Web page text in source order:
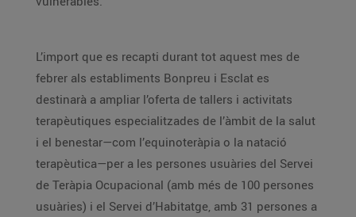
L’import que es recapti durant tot aquest mes de
febrer als establiments Bonpreu i Esclat es
destinarà a ampliar l’oferta de tallers i activitats
terapèutiques especialitzades de l’àmbit de la salut
i el benestar—com l’equinoteràpia o la natació
terapèutica—per a les persones usuàries del Servei
de Teràpia Ocupacional (amb més de 100 persones
usuàries) i el Servei d’Habitatge, amb 31 persones a